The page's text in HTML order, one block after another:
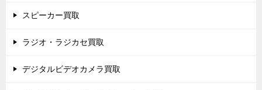
スピーカー買取
ラジオ・ラジカセ買取
デジタルビデオカメラ買取